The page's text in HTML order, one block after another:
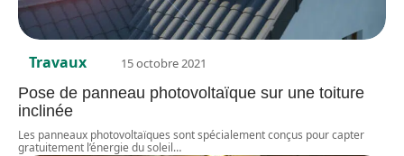
Travaux 15 octobre 2021
Pose de panneau photovoltaïque sur une toiture
inclinée
Les panneaux photovoltaïques sont spécialement conçus pour capter
gratuitement l’énergie du soleil…